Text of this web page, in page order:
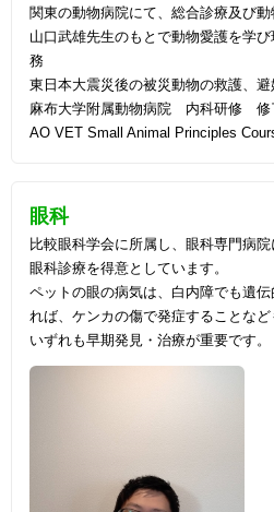
関東の動物病院にて、総合診療及び
山口武雄先生のもとで動物愛護を学
務
東日本大震災後の被災動物の救護、
麻布大学附属動物病院 内科研修 修
AO VET Small Animal Principles
眼科
比較眼科学会に所属し、眼科専門病院
眼科診療を得意としています。
ペットの眼の病気は、白内障でも遺
れば、ケンカの傷で発症することなど
いずれも早期発見・治療が重要です。